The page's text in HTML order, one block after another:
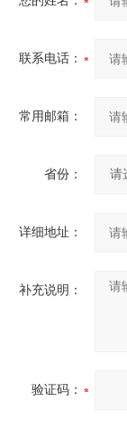
联系电话：
常用邮箱：
省份：
详细地址：
补充说明：
验证码：